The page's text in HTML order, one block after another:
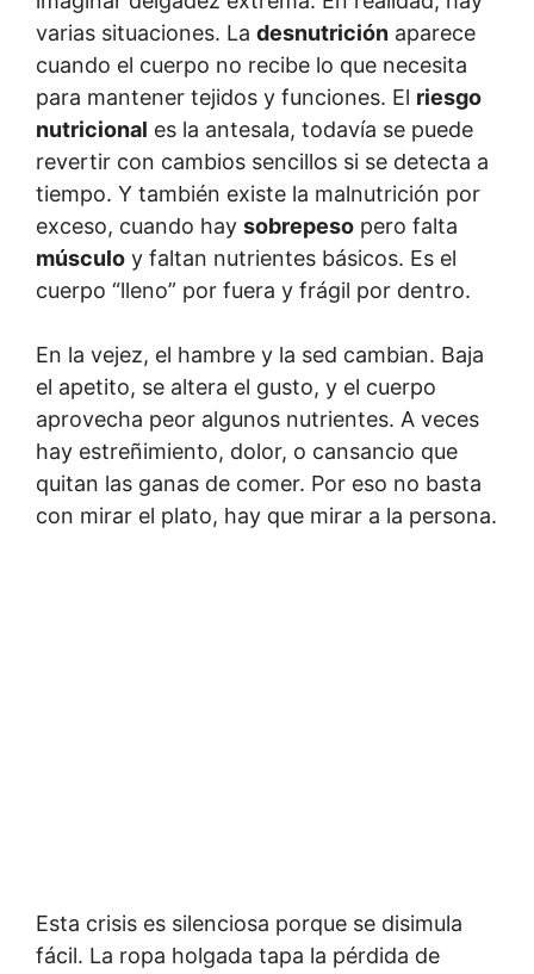
varias situaciones. La desnutrición aparece
cuando el cuerpo no recibe lo que necesita
para mantener tejidos y funciones. El riesgo
nutricional es la antesala, todavía se puede
revertir con cambios sencillos si se detecta a
tiempo. Y también existe la malnutrición por
exceso, cuando hay sobrepeso pero falta
músculo y faltan nutrientes básicos. Es el
cuerpo “lleno” por fuera y frágil por dentro.
En la vejez, el hambre y la sed cambian. Baja
el apetito, se altera el gusto, y el cuerpo
aprovecha peor algunos nutrientes. A veces
hay estreñimiento, dolor, o cansancio que
quitan las ganas de comer. Por eso no basta
con mirar el plato, hay que mirar a la persona.
Esta crisis es silenciosa porque se disimula
fácil. La ropa holgada tapa la pérdida de